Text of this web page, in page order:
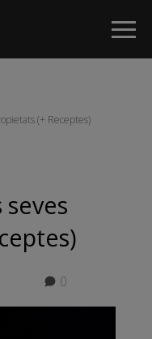
(+ Receptes)
0